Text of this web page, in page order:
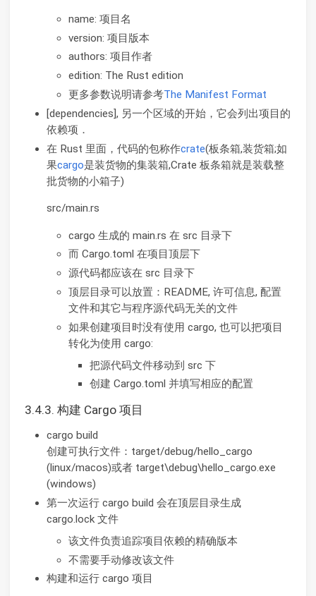
name: 项目名
version: 项目版本
authors: 项目作者
edition: The Rust edition
更多参数说明请参考The Manifest Format
[dependencies], 另一个区域的开始，它会列出项目的
依赖项．
在 Rust 里面，代码的包称作crate(板条箱,装货箱;如
果cargo是装货物的集装箱,Crate 板条箱就是装载整
批货物的小箱子)
src/main.rs
cargo 生成的 main.rs 在 src 目录下
而 Cargo.toml 在项目顶层下
源代码都应该在 src 目录下
顶层目录可以放置：README, 许可信息, 配置
文件和其它与程序源代码无关的文件
如果创建项目时没有使用 cargo, 也可以把项目
转化为使用 cargo:
把源代码文件移动到 src 下
创建 Cargo.toml 并填写相应的配置
3.4.3. 构建 Cargo 项目
cargo build
创建可执行文件：target/debug/hello_cargo
(linux/macos)或者 target\debug\hello_cargo.exe
(windows)
第一次运行 cargo build 会在顶层目录生成
cargo.lock 文件
该文件负责追踪项目依赖的精确版本
不需要手动修改该文件
构建和运行 cargo 项目